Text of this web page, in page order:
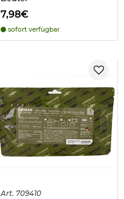
7,98€
sofort verfügbar
Art. 709410